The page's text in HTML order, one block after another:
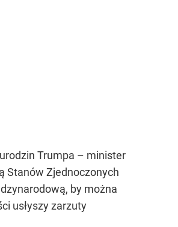
Trumpa – minister
Stanów Zjednoczonych
by można
usłyszy zarzuty